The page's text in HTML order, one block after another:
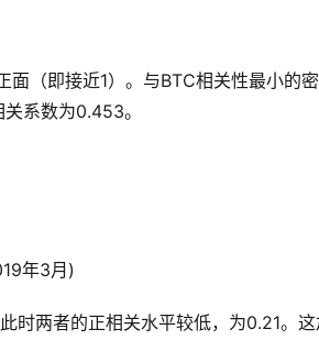
（即接近1）。与BTC相关性最小的
系数为0.453。
年3月)
时两者的正相关水平较低，为0.21。这